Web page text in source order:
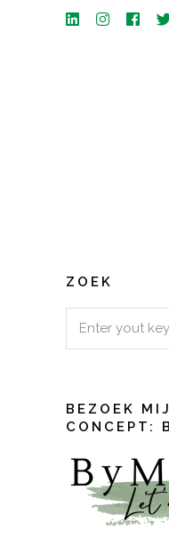
ZOEK
BEZOEK
CONCEPT: